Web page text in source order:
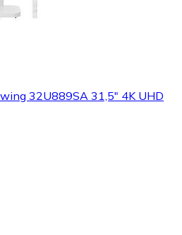
32U889SA 31,5" 4K UHD